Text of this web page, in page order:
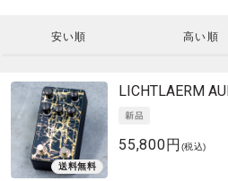
安い順 高い順
LICHTLAERM
55,800円 (税込)